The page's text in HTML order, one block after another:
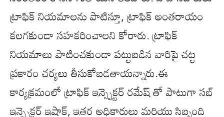
ట్రాఫిక్ నియమాలను పాటిస్తూ, ట్రాఫిక్ అంతరాయం
కలగకుండా సహకరించాలని కోరారు. ట్రాఫిక్
నియమాలు పాటించకుండా పట్టుబడిన వారిపై చట్ట
ప్రకారం చర్యలు తీసుకోబడతాయన్నారు.ఈ
కార్యక్రమంలో ట్రాఫిక్ ఇన్స్పెక్టర్ రమేష్ తో పాటుగా సబ్
ఇన్స్పెక్టర్ ఇషాక్, ఇతర అధికారులు మరియు సిబ్బంది